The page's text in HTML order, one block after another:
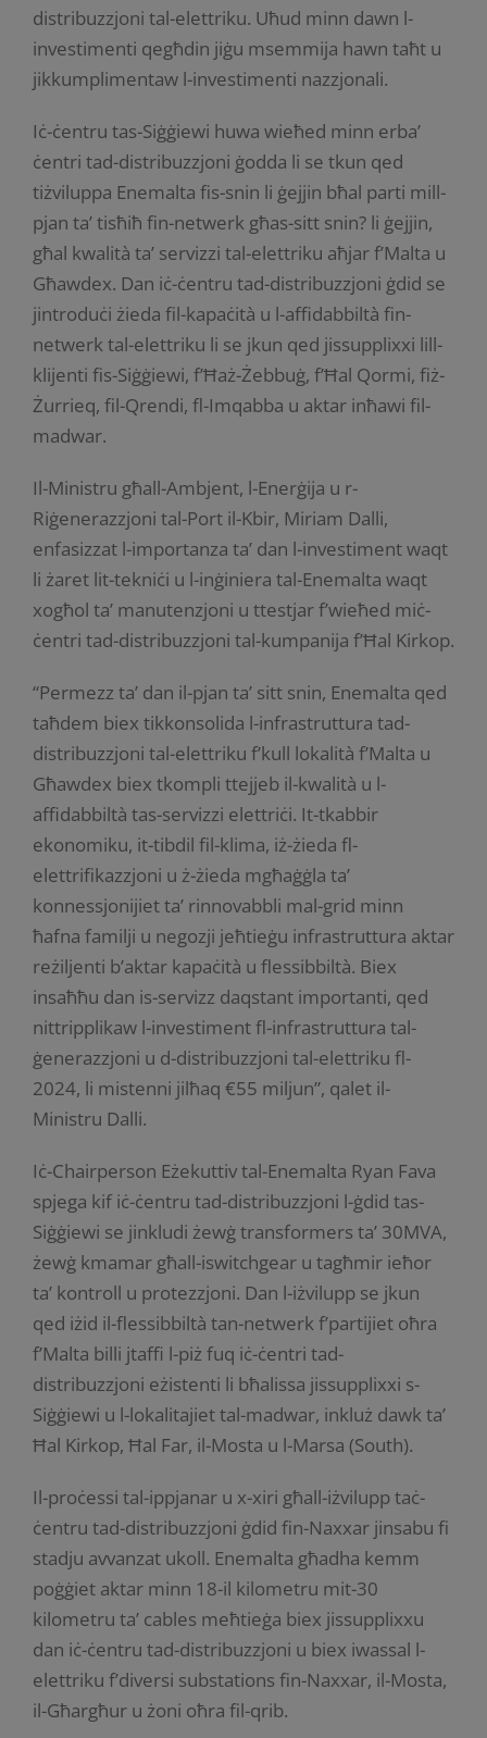
distribuzzjoni tal-elettriku. Uħud minn dawn l-
investimenti qegħdin jiġu msemmija hawn taħt u
jikkumplimentaw l-investimenti nazzjonali.
Iċ-ċentru tas-Siġġiewi huwa wieħed minn erba’
ċentri tad-distribuzzjoni ġodda li se tkun qed
tiżviluppa Enemalta fis-snin li ġejjin bħal parti mill-
pjan ta’ tisħiħ fin-netwerk għas-sitt snin? li ġejjin,
għal kwalità ta’ servizzi tal-elettriku aħjar f’Malta u
Għawdex. Dan iċ-ċentru tad-distribuzzjoni ġdid se
jintroduċi żieda fil-kapaċità u l-affidabbiltà fin-
netwerk tal-elettriku li se jkun qed jissupplixxi lill-
klijenti fis-Siġġiewi, f’Ħaż-Żebbuġ, f’Ħal Qormi, fiż-
Żurrieq, fil-Qrendi, fl-Imqabba u aktar inħawi fil-
madwar.
Il-Ministru għall-Ambjent, l-Enerġija u r-
Riġenerazzjoni tal-Port il-Kbir, Miriam Dalli,
enfasizzat l-importanza ta’ dan l-investiment waqt
li żaret lit-tekniċi u l-inġiniera tal-Enemalta waqt
xogħol ta’ manutenzjoni u ttestjar f’wieħed miċ-
ċentri tad-distribuzzjoni tal-kumpanija f’Ħal Kirkop.
“Permezz ta’ dan il-pjan ta’ sitt snin, Enemalta qed
taħdem biex tikkonsolida l-infrastruttura tad-
distribuzzjoni tal-elettriku f’kull lokalità f’Malta u
Għawdex biex tkompli ttejjeb il-kwalità u l-
affidabbiltà tas-servizzi elettriċi. It-tkabbir
ekonomiku, it-tibdil fil-klima, iż-żieda fl-
elettrifikazzjoni u ż-żieda mgħaġġla ta’
konnessjonijiet ta’ rinnovabbli mal-grid minn
ħafna familji u negozji jeħtieġu infrastruttura aktar
reżiljenti b’aktar kapaċità u flessibbiltà. Biex
insaħħu dan is-servizz daqstant importanti, qed
nittripplikaw l-investiment fl-infrastruttura tal-
ġenerazzjoni u d-distribuzzjoni tal-elettriku fl-
2024, li mistenni jilħaq €55 miljun”, qalet il-
Ministru Dalli.
Iċ-Chairperson Eżekuttiv tal-Enemalta Ryan Fava
spjega kif iċ-ċentru tad-distribuzzjoni l-ġdid tas-
Siġġiewi se jinkludi żewġ transformers ta’ 30MVA,
żewġ kmamar għall-iswitchgear u tagħmir ieħor
ta’ kontroll u protezzjoni. Dan l-iżvilupp se jkun
qed iżid il-flessibbiltà tan-netwerk f’partijiet oħra
f’Malta billi jtaffi l-piż fuq iċ-ċentri tad-
distribuzzjoni eżistenti li bħalissa jissupplixxi s-
Siġġiewi u l-lokalitajiet tal-madwar, inkluż dawk ta’
Ħal Kirkop, Ħal Far, il-Mosta u l-Marsa (South).
Il-proċessi tal-ippjanar u x-xiri għall-iżvilupp taċ-
ċentru tad-distribuzzjoni ġdid fin-Naxxar jinsabu fi
stadju avvanzat ukoll. Enemalta għadha kemm
poġġiet aktar minn 18-il kilometru mit-30
kilometru ta’ cables meħtieġa biex jissupplixxu
dan iċ-ċentru tad-distribuzzjoni u biex iwassal l-
elettriku f’diversi substations fin-Naxxar, il-Mosta,
il-Għargħur u żoni oħra fil-qrib.